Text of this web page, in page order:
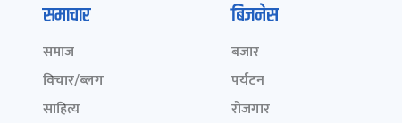
समाचार
समाज
विचार/ब्लग
साहित्य
बिजनेस
बजार
पर्यटन
रोजगार